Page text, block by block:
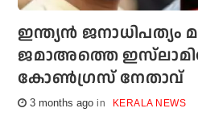
ഇന്ത്യന്‍ ജനാധിപത്യം
ജമാഅത്തെ
കോണ്‍ഗ്രസ് നേതാവ്
3 months ago KERALA NEWS